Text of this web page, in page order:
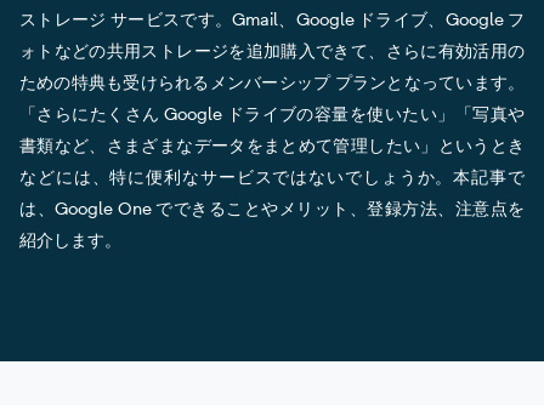
ストレージ サービスです。Gmail、Google ドライブ、Google フ
ォトなどの共用ストレージを追加購入できて、さらに有効活用の
ための特典も受けられるメンバーシップ プランとなっています。
「さらにたくさん Google ドライブの容量を使いたい」「写真や
書類など、さまざまなデータをまとめて管理したい」というとき
などには、特に便利なサービスではないでしょうか。本記事で
は、Google One でできることやメリット、登録方法、注意点を
紹介します。